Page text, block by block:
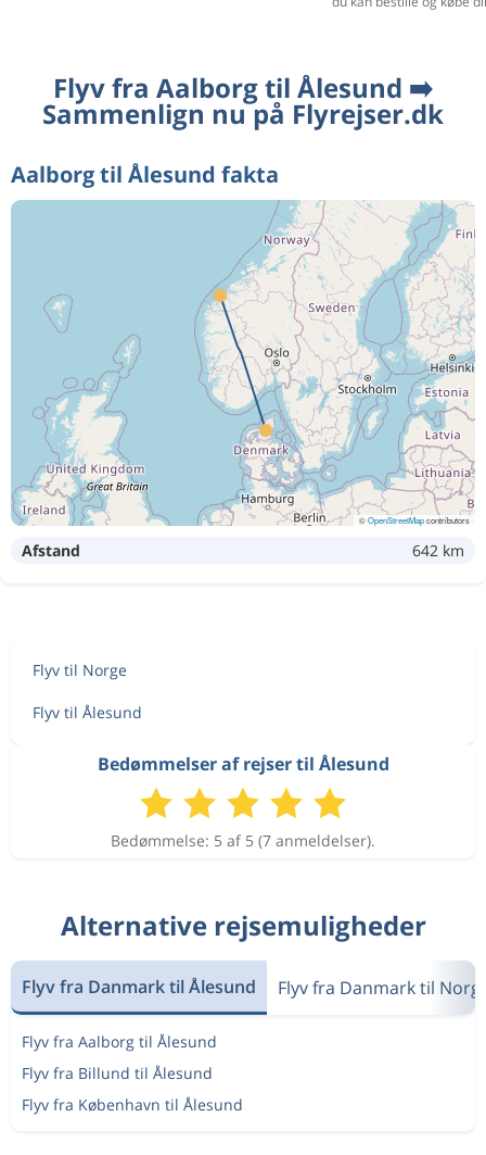
Flyv fra Aalborg til Ålesund ➡️
Sammenlign nu på Flyrejser.dk
Aalborg til Ålesund fakta
©OpenStreetMapcontributors
Afstand 642 km
Flyv til Norge
Flyv til Ålesund
Bedømmelser af rejser til Ålesund
Bedømmelse: 5 af 5 (7 anmeldelser).
Alternative rejsemuligheder
Flyv fra Danmark til Ålesund Flyv fra Danmark til
Flyv fra Aalborg til Ålesund
Flyv fra Billund til Ålesund
Flyv fra København til Ålesund